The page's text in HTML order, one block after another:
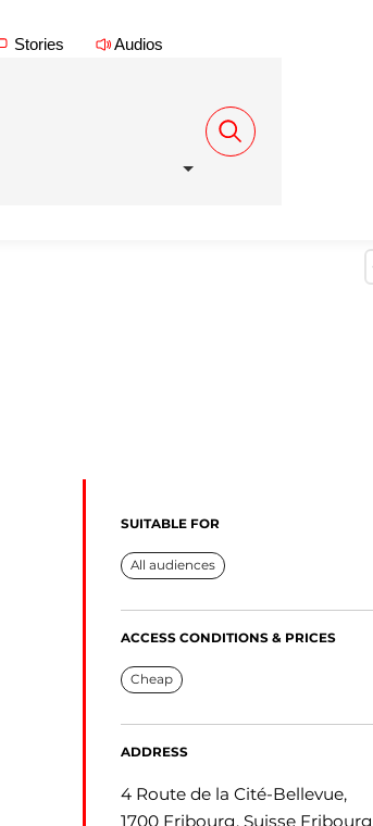
Stories Audios
SUITABLE FOR
All audiences
ACCESS CONDITIONS & PRICES
Cheap
ADDRESS
4 Route de la Cité-Bellevue,
1700 Fribourg, Suisse Fribourg